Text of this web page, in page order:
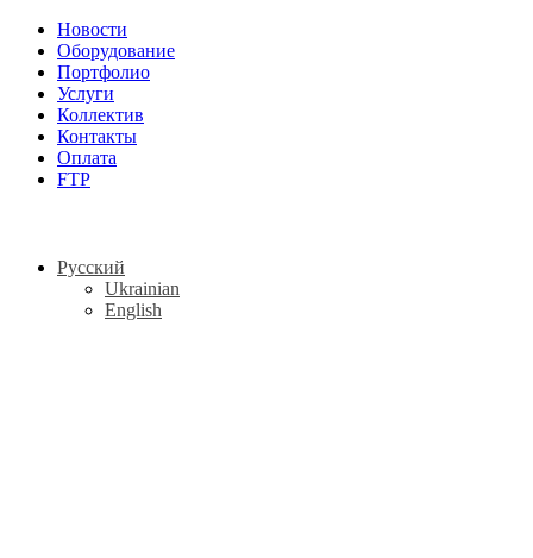
Новости
Оборудование
Портфолио
Услуги
Коллектив
Контакты
Оплата
FTP
Русский
Ukrainian
English